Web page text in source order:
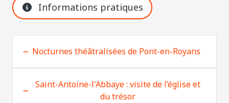
Informations pratiques
Nocturnes théâtralisées de Pont-en-Royans
Saint-Antoine-l'Abbaye : visite de l’église et
du trésor